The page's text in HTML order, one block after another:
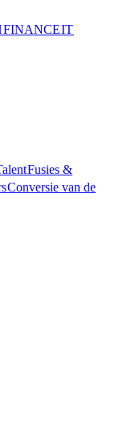
FINANCE​​IT​​
Fusies &
Conversie van de